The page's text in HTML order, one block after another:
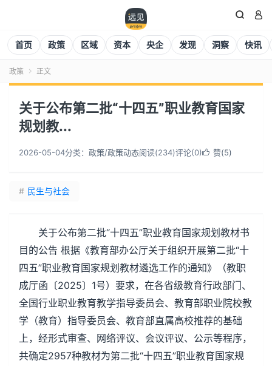
 
首页 政策 区域 资本 央企 发现 洞察 快讯
政策  正文
关于公布第二批“十四五”职业教育国家
规划教...
2026-05-04分类： 政策/政策动态阅读(234)评论(0) 赞(5)
# 民生与社会
关于公布第二批“十四五”职业教育国家规划教材书
目的公告 根据《教育部办公厅关于组织开展第二批“十
四五”职业教育国家规划教材遴选工作的通知》（教职
成厅函〔2025〕1号）要求，在各省级教育行政部门、
全国行业职业教育教学指导委员会、教育部职业院校教
学（教育）指导委员会、教育部直属高校推荐的基础
上，经形式审查、网络评议、会议评议、公示等程序，
共确定2957种教材为第二批“十四五”职业教育国家规